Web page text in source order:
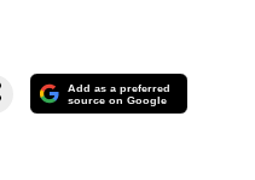
Add as a preferred
source on Google